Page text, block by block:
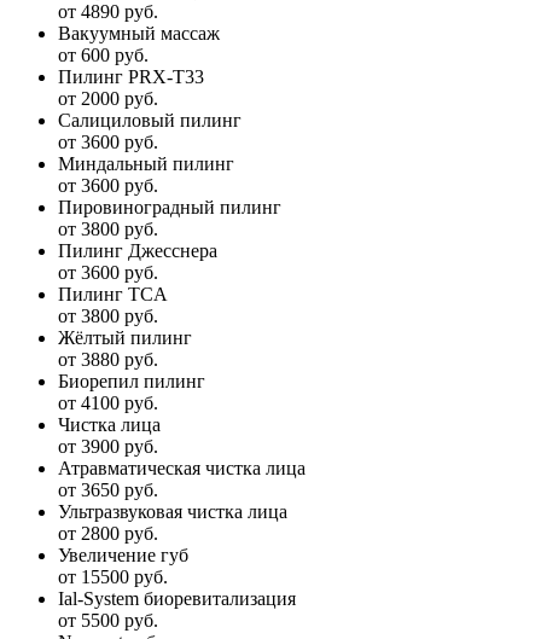
от 4890 руб.
Вакуумный массаж
от 600 руб.
Пилинг PRX-T33
от 2000 руб.
Салициловый пилинг
от 3600 руб.
Миндальный пилинг
от 3600 руб.
Пировиноградный пилинг
от 3800 руб.
Пилинг Джесснера
от 3600 руб.
Пилинг TCA
от 3800 руб.
Жёлтый пилинг
от 3880 руб.
Биорепил пилинг
от 4100 руб.
Чистка лица
от 3900 руб.
Атравматическая чистка лица
от 3650 руб.
Ультразвуковая чистка лица
от 2800 руб.
Увеличение губ
от 15500 руб.
Ial-System биоревитализация
от 5500 руб.